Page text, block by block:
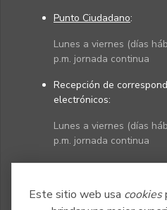
Este sitio web usa cookies
Punto Ciudadano:
Lunes a viernes (días
p.m. jornada continua
Recepción de
electrónicos:
Lunes a viernes (días
p.m. jornada continua